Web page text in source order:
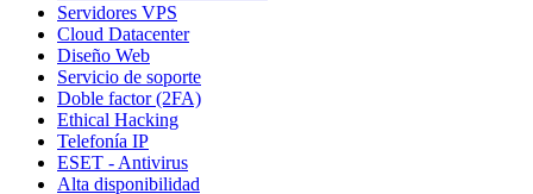
Servidores VPS
Cloud Datacenter
Diseño Web
Servicio de soporte
Doble factor (2FA)
Ethical Hacking
Telefonía IP
ESET - Antivirus
Alta disponibilidad